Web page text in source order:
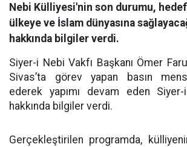
Nebi Külliyesi'nin son durumu,
ülkeye ve İslam dünyasına
hakkında bilgiler verdi.
Siyer-i Nebi Vakfı Başkanı Ömer
Sivas’ta görev yapan basın
ederek yapımı devam eden
hakkında bilgiler verdi.
Gerçekleştirilen programda,